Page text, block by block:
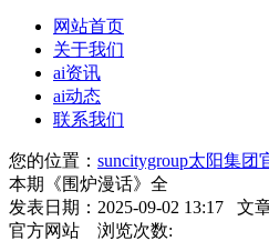
网站首页
关于我们
ai资讯
ai动态
联系我们
您的位置： suncitygroup太阳集团
本期《围炉漫话》全
发表日期：2025-09-02 13:17 文
官方网站 浏览次数: